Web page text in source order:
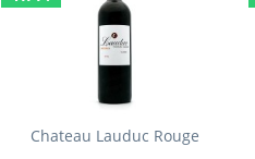
Chateau Lauduc Rouge